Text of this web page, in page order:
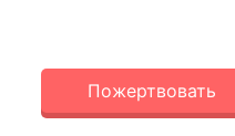
Пожертвовать